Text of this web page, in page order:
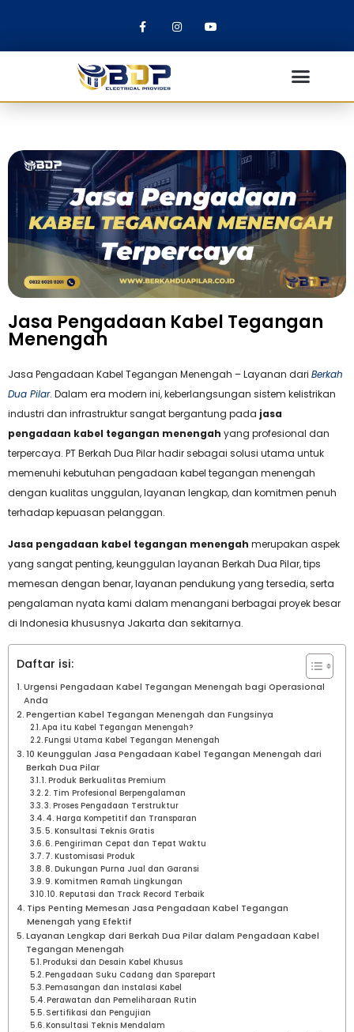
Jasa Pengadaan Kabel Tegangan
Menengah
Jasa Pengadaan Kabel Tegangan Menengah – Layanan dari Berkah
Dua Pilar. Dalam era modern ini, keberlangsungan sistem kelistrikan
industri dan infrastruktur sangat bergantung pada jasa
pengadaan kabel tegangan menengah yang profesional dan
terpercaya. PT Berkah Dua Pilar hadir sebagai solusi utama untuk
memenuhi kebutuhan pengadaan kabel tegangan menengah
dengan kualitas unggulan, layanan lengkap, dan komitmen penuh
terhadap kepuasan pelanggan.
Jasa pengadaan kabel tegangan menengah merupakan aspek
yang sangat penting, keunggulan layanan Berkah Dua Pilar, tips
memesan dengan benar, layanan pendukung yang tersedia, serta
pengalaman nyata kami dalam menangani berbagai proyek besar
di Indonesia khususnya Jakarta dan sekitarnya.
Daftar isi:
Urgensi Pengadaan Kabel Tegangan Menengah bagi Operasional
Anda
Pengertian Kabel Tegangan Menengah dan Fungsinya
Apa itu Kabel Tegangan Menengah?
Fungsi Utama Kabel Tegangan Menengah
10 Keunggulan Jasa Pengadaan Kabel Tegangan Menengah dari
Berkah Dua Pilar
1. Produk Berkualitas Premium
2. Tim Profesional Berpengalaman
3. Proses Pengadaan Terstruktur
4. Harga Kompetitif dan Transparan
5. Konsultasi Teknis Gratis
6. Pengiriman Cepat dan Tepat Waktu
7. Kustomisasi Produk
8. Dukungan Purna Jual dan Garansi
9. Komitmen Ramah Lingkungan
10. Reputasi dan Track Record Terbaik
Tips Penting Memesan Jasa Pengadaan Kabel Tegangan
Menengah yang Efektif
Layanan Lengkap dari Berkah Dua Pilar dalam Pengadaan Kabel
Tegangan Menengah
Produksi dan Desain Kabel Khusus
Pengadaan Suku Cadang dan Sparepart
Pemasangan dan Instalasi Kabel
Perawatan dan Pemeliharaan Rutin
Sertifikasi dan Pengujian
Konsultasi Teknis Mendalam